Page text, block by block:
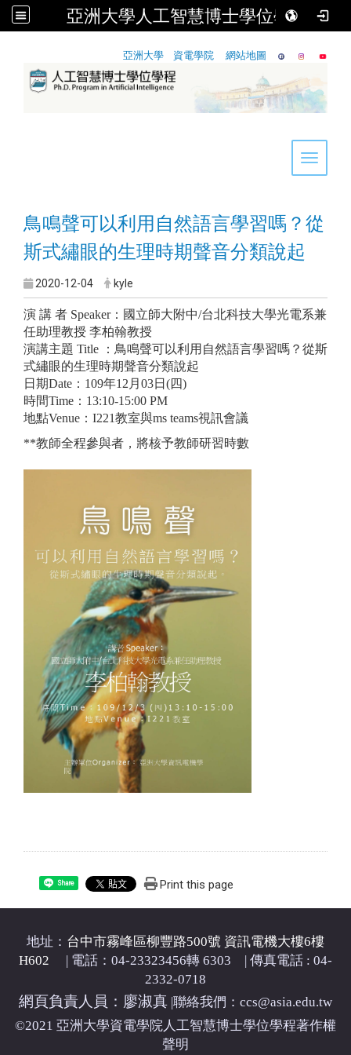
亞洲大學人工智慧博士學位學程
亞洲大學 資電學院 網站地圖
Toggle
鳥鳴聲可以利用自然語言學習嗎？從
斯式繡眼的生理時期聲音分類說起
2020-12-04 kyle
演 講 者 Speaker：國立師大附中/台北科技大學光電系兼
任助理教授 李柏翰教授
演講主題 Title ：鳥鳴聲可以利用自然語言學習嗎？從斯
式繡眼的生理時期聲音分類說起
日期Date：109年12月03日(四)
時間Time：13:10-15:00 PM
地點Venue：I221教室與ms teams視訊會議
**教師全程參與者，將核予教師研習時數
Share Print this page
地址： 台中市霧峰區柳豐路500號 資訊電機大樓6樓
H602 | 電話：04-23323456轉 6303 | 傳真電話 : 04-
2332-0718
網頁負責人員：廖淑真 |聯絡我們：ccs@asia.edu.tw
©2021 亞洲大學資電學院人工智慧博士學位學程著作權
聲明